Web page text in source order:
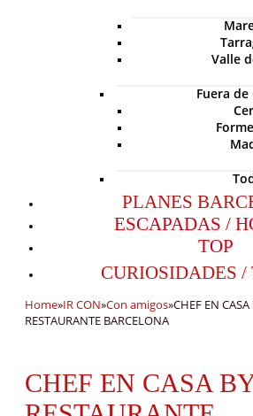
Valle
Fuera
PLANES
ESCAPADAS /
TOP
CURIOSIDADES /
Home»IR CON»Con amigos»CHEF EN
RESTAURANTE BARCELONA
CHEF EN CASA